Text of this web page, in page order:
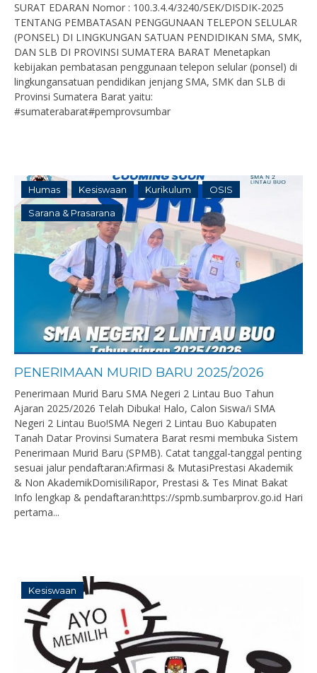
SURAT EDARAN Nomor : 100.3.4.4/3240/SEK/DISDIK-2025
TENTANG PEMBATASAN PENGGUNAAN TELEPON SELULAR
(PONSEL) DI LINGKUNGAN SATUAN PENDIDIKAN SMA, SMK,
DAN SLB DI PROVINSI SUMATERA BARAT Menetapkan
kebijakan pembatasan penggunaan telepon selular (ponsel) di
lingkungansatuan pendidikan jenjang SMA, SMK dan SLB di
Provinsi Sumatera Barat yaitu:
#sumaterabarat#pemprovsumbar
Humas Kesiswaan Kurikulum OSIS
Sarana & Prasarana
PENERIMAAN MURID BARU 2025/2026
Penerimaan Murid Baru SMA Negeri 2 Lintau Buo Tahun
Ajaran 2025/2026 Telah Dibuka! Halo, Calon Siswa/i SMA
Negeri 2 Lintau Buo!SMA Negeri 2 Lintau Buo Kabupaten
Tanah Datar Provinsi Sumatera Barat resmi membuka Sistem
Penerimaan Murid Baru (SPMB). Catat tanggal-tanggal penting
sesuai jalur pendaftaran:Afirmasi & MutasiPrestasi Akademik
& Non AkademikDomisiliRapor, Prestasi & Tes Minat Bakat
Info lengkap & pendaftaran:https://spmb.sumbarprov.go.id Hari
pertama...
Kesiswaan